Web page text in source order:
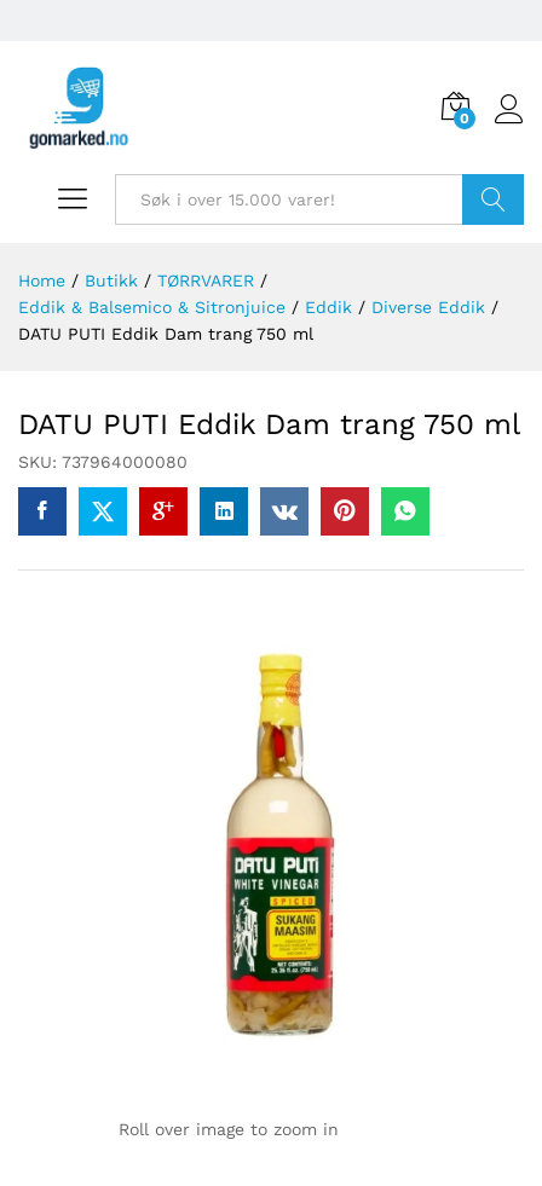
0
Home / Butikk / TØRRVARER /
Eddik & Balsemico & Sitronjuice / Eddik / Diverse Eddik /
DATU PUTI Eddik Dam trang 750 ml
DATU PUTI Eddik Dam trang 750 ml
SKU: 737964000080
Roll over image to zoom in